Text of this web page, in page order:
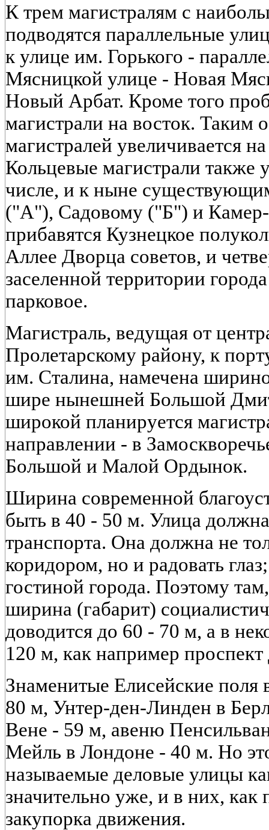
К трем магистралям с
подводятся параллельные
к улице им. Горького -
Мясницкой улице - Новая
Новый Арбат. Кроме того
магистрали на восток. Таким
магистралей увеличивается
Кольцевые магистрали также
числе, и к ныне
("А"), Садовому ("Б") и
прибавятся Кузнецкое
Аллее Дворца советов, и
заселенной территории
парковое.
Магистраль, ведущая от
Пролетарскому району, к
им. Сталина, намечена
шире нынешней Большой
широкой планируется
направлении - в
Большой и Малой Ордынок.
Ширина современной
быть в 40 - 50 м. Улица
транспорта. Она должна не
коридором, но и радовать
гостиной города. Поэтому
ширина (габарит)
доводится до 60 - 70 м, а в
120 м, как например
Знаменитые Елисейские
80 м, Унтер-ден-Линден в
Вене - 59 м, авеню
Мейль в Лондоне - 40 м. Но
называемые деловые улицы
значительно уже, и в них, как
закупорка движения.